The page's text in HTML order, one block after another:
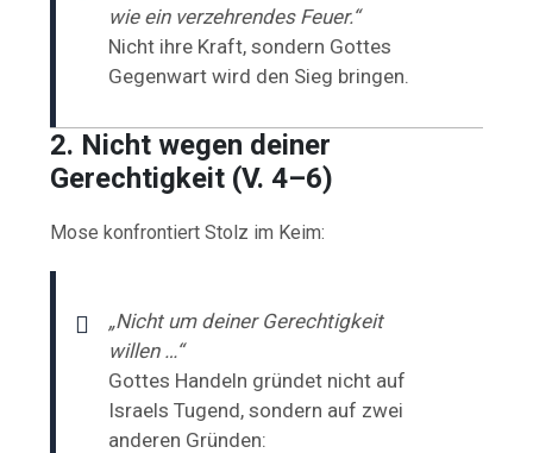
wie ein verzehrendes Feuer.“
Nicht ihre Kraft, sondern Gottes
Gegenwart wird den Sieg bringen.
2. Nicht wegen deiner
Gerechtigkeit (V. 4–6)
Mose konfrontiert Stolz im Keim:
„Nicht um deiner Gerechtigkeit
willen …“
Gottes Handeln gründet nicht auf
Israels Tugend, sondern auf zwei
anderen Gründen: